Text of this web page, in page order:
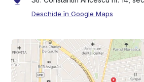
Deschide în Google Maps